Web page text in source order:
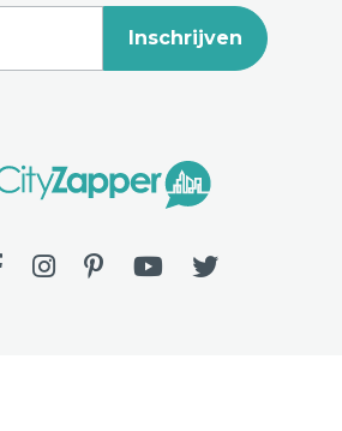
Inschrijven